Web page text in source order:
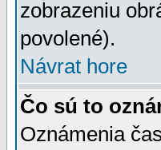
zobrazeniu
povolené).
Návrat hore
Čo sú to
Oznámenia